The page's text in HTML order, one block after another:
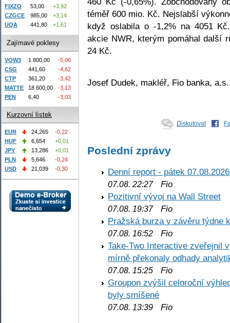
téměř 600 mio. Kč. Nejslabší
když oslabila o -1,2% na 4051
akcie NWR, kterým pomáhal další
24 Kč.
Josef Dudek, makléř, Fio banka, a.s.
Diskutovat
Poslední zprávy
Denní report - pátek 07.08.2026
07.08. 22:27Fio
Pozitivní vývoj na Wall Street
07.08. 19:37Fio
Pražská burza v závěru týdne
07.08. 16:52 Fio
Take-Two Interactive zveřejnil
mírně překonaly odhady
07.08. 15:25 Fio
Groupon zvýšil celoroční
byly smíšené
07.08. 13:39 Fio
FIXZO
53,00
+3,92
CZGCE
985,00
+3,14
UQA
441,80 +1,61
Zajímavé poklesy
VOW3 1 800,00
-5,06
CSG
441,60
-4,62
CTP
361,20
-3,42
MATTE
18 600,00
-3,13
PEN
6,40 -3,03
Kurzovní lístek
EUR 24,265
-0,22
HUF
6,654
+0,01
JPY
13,286
+0,01
PLN
5,646
-0,24
USD
21,039 -0,30